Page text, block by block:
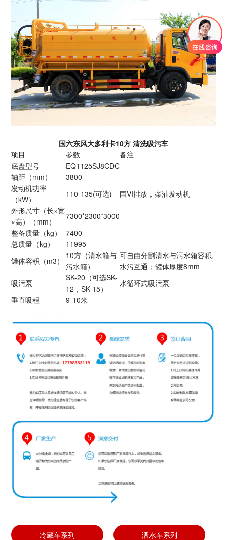
国六东风大多利卡10方 清洗吸污车
项目
参数
备注
底盘型号
EQ1125SJ8CDC
轴距（mm）
3800
发动机功率
（kW）
110-135(可选)
国VI排放，柴油发动机
外形尺寸（长×宽
×高）（mm）
7300*2300*3000
整备质量（kg）
7400
总质量（kg）
11995
罐体容积（m3）
10方（清水箱与
污水箱）
可自由分割清水与污水箱容积,
水污互通；罐体厚度8mm
吸污泵
SK-20（可选SK-
12，SK-15）
水循环式吸污泵
垂直吸程
9-10米
冷藏车系列 洒水车系列